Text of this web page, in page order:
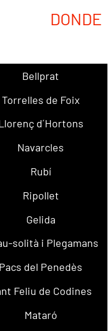
DONDE
Bellprat
Torrelles de Foix
d´Hortons
Navarcles
Rubí
Ripollet
Gelida
solità i Plegamans
Pacs del Penedès
Feliu de Codines
Mataró